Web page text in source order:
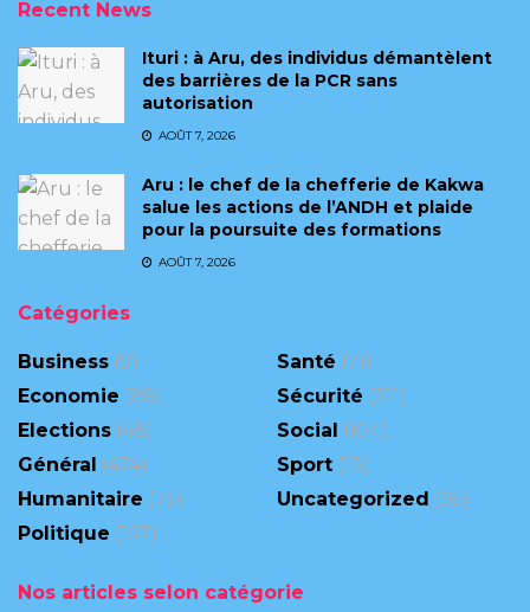
Recent News
Ituri : à Aru, des individus démantèlent
des barrières de la PCR sans
autorisation
AOÛT 7, 2026
Aru : le chef de la chefferie de Kakwa
salue les actions de l’ANDH et plaide
pour la poursuite des formations
AOÛT 7, 2026
Catégories
Business (9)
Economie (88)
Elections (48)
Général (474)
Humanitaire (75)
Politique (167)
Santé (71)
Sécurité (311)
Social (104)
Sport (13)
Uncategorized (95)
Nos articles selon catégorie